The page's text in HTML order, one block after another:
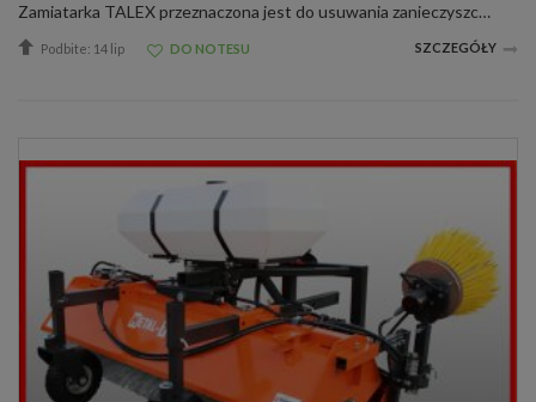
Zamiatarka TALEX przeznaczona jest do usuwania zanieczyszczeń powstałych na wszelkich utwardzonych powierzchniach. Idealnie sprawdza się w zamiataniu placów, dróg komunikacyjnych oraz parkingów, które pokryte są kostką brukową, asfaltem czy b...
Podbite: 14 lip DO NOTESU SZCZEGÓŁY